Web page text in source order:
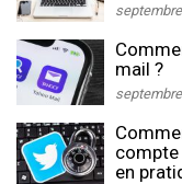
mail ?
en